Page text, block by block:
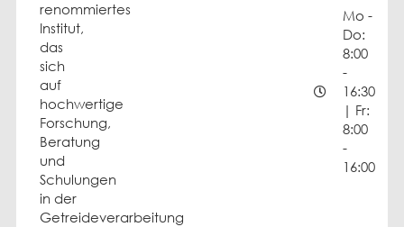
renommiertes
Institut,
das
sich
auf
hochwertige
Forschung,
Beratung
und
Schulungen
in der
Getreideverarbeitung
Mo -
Do:
8:00
-
16:30
| Fr:
8:00
-
16:00